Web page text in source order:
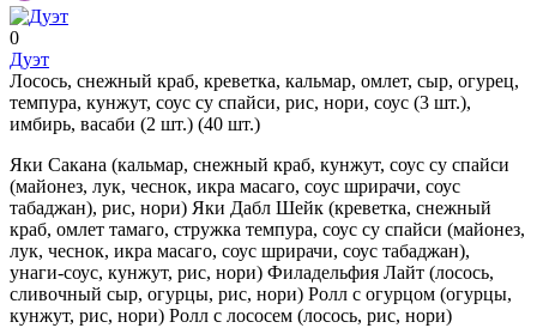
0
Дуэт
Лосось, снежный краб, креветка, кальмар, омлет, сыр, огурец,
темпура, кунжут, соус су спайси, рис, нори, соус (3 шт.),
имбирь, васаби (2 шт.) (40 шт.)
Яки Сакана (кальмар, снежный краб, кунжут, соус су спайси
(майонез, лук, чеснок, икра масаго, соус шрирачи, соус
табаджан), рис, нори) Яки Дабл Шейк (креветка, снежный
краб, омлет тамаго, стружка темпура, соус су спайси (майонез,
лук, чеснок, икра масаго, соус шрирачи, соус табаджан),
унаги-соус, кунжут, рис, нори) Филадельфия Лайт (лосось,
сливочный сыр, огурцы, рис, нори) Ролл с огурцом (огурцы,
кунжут, рис, нори) Ролл с лососем (лосось, рис, нори)